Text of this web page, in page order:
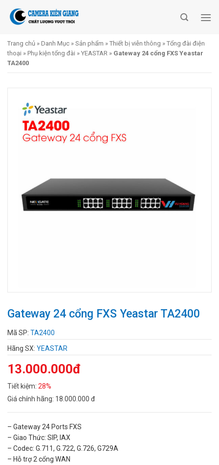
Trang chủ » Danh Mục » Sản phẩm » Thiết bị viễn thông » Tổng đài điện
thoại » Phụ kiện tổng đài » YEASTAR » Gateway 24 cổng FXS Yeastar
TA2400
Gateway 24 cổng FXS Yeastar TA2400
Mã SP: TA2400
Hãng SX: YEASTAR
13.000.000đ
Tiết kiệm: 28%
Giá chính hãng: 18.000.000 đ
– Gateway 24 Ports FXS
– Giao Thức: SIP, IAX
– Codec: G.711, G.722, G.726, G729A
– Hỗ trợ 2 cổng WAN